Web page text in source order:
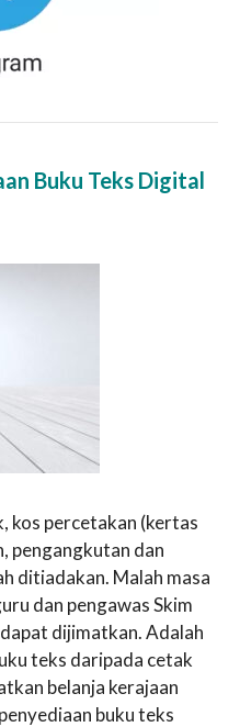
Buku Teks Digital
kos percetakan (kertas
pengangkutan dan
ditiadakan. Malah masa
dan pengawas Skim
dijimatkan. Adalah
teks daripada cetak
belanja kerajaan
buku teks